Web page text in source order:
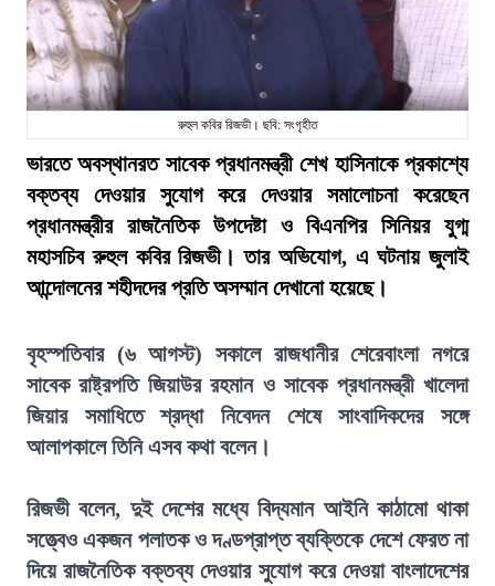
রুহুল কবির রিজভী। ছবি: সংগৃহীত
ভারতে অবস্থানরত সাবেক প্রধানমন্ত্রী শেখ হাসিনাকে প্রকাশ্যে
বক্তব্য দেওয়ার সুযোগ করে দেওয়ার সমালোচনা করেছেন
প্রধানমন্ত্রীর রাজনৈতিক উপদেষ্টা ও বিএনপির সিনিয়র যুগ্ম
মহাসচিব রুহুল কবির রিজভী। তার অভিযোগ, এ ঘটনায় জুলাই
আন্দোলনের শহীদদের প্রতি অসম্মান দেখানো হয়েছে।
বৃহস্পতিবার (৬ আগস্ট) সকালে রাজধানীর শেরেবাংলা নগরে
সাবেক রাষ্ট্রপতি জিয়াউর রহমান ও সাবেক প্রধানমন্ত্রী খালেদা
জিয়ার সমাধিতে শ্রদ্ধা নিবেদন শেষে সাংবাদিকদের সঙ্গে
আলাপকালে তিনি এসব কথা বলেন।
রিজভী বলেন, দুই দেশের মধ্যে বিদ্যমান আইনি কাঠামো থাকা
সত্ত্বেও একজন পলাতক ও দণ্ডপ্রাপ্ত ব্যক্তিকে দেশে ফেরত না
দিয়ে রাজনৈতিক বক্তব্য দেওয়ার সুযোগ করে দেওয়া বাংলাদেশের